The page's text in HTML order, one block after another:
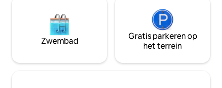
Zwembad
Gratis parkeren op
het terrein